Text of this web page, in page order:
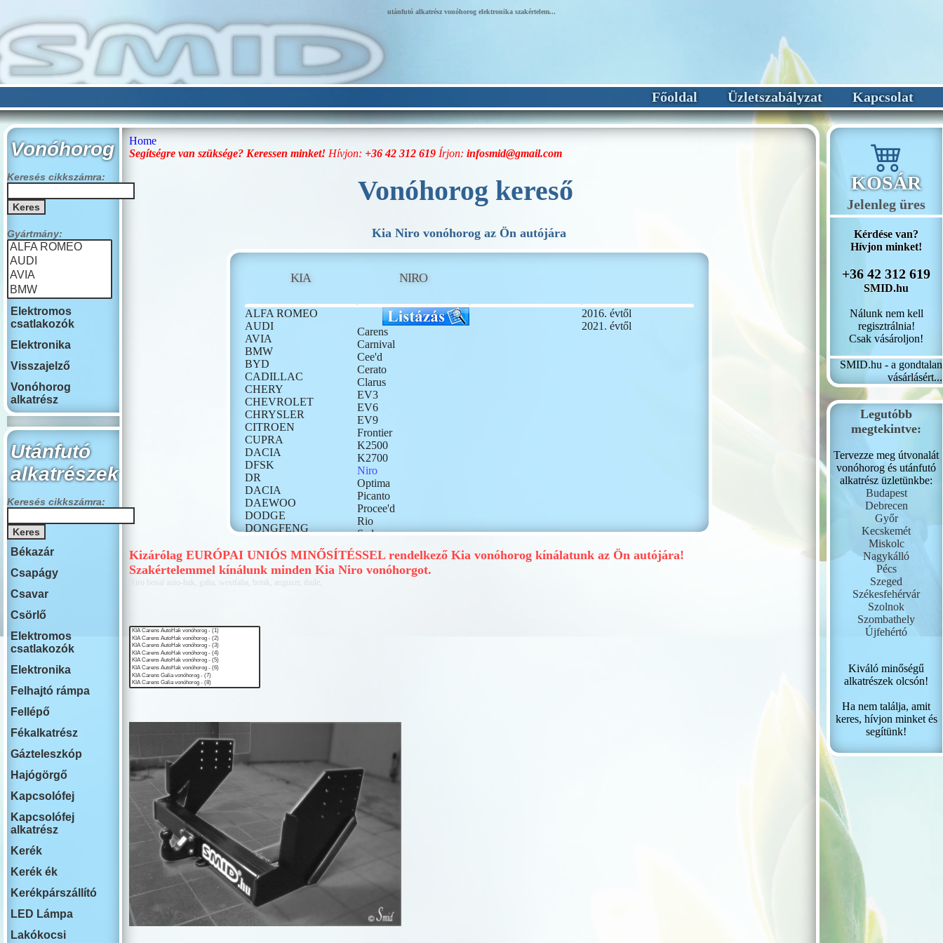
utánfutó alkatrész vonóhorog elektronika szakértelem...
Főoldal Üzletszabályzat Kapcsolat
Home
Segítségre van szüksége? Keressen minket! Hívjon: +36 42 312 619 Írjon: infosmid@gmail.com
Vonóhorog kereső
Kia Niro vonóhorog az Ön autójára
KIA NIRO
ALFA ROMEO
AUDI
AVIA
BMW
BYD
CADILLAC
CHERY
CHEVROLET
CHRYSLER
CITROEN
CUPRA
DACIA
DFSK
DR
DACIA
DAEWOO
DODGE
DONGFENG
FORD
GONOW
HONDA
ISUZU
KIA
LEAPMOTOR
LEXUS
MAHINDRA
MAZDA
MERCEDES
MINI COOPER
MITSUBISHI
NISSAN
OMODA
OPEL
PEUGEOT
PLYMOUTH
Carens
Carnival
Cee'd
Cerato
Clarus
EV3
EV6
EV9
Frontier
K2500
K2700
Niro
Optima
Picanto
Procee'd
Rio
Sedona
Shuma
Sorento
2016. évtől
2021. évtől
Kizárólag EURÓPAI UNIÓS MINŐSÍTÉSSEL rendelkező Kia vonóhorog kínálatunk az Ön autójára!
Szakértelemmel kínálunk minden Kia Niro vonóhorgot.
Niro bosal auto-hak, galia, westfalia, brink, auguszt, thule,
Vonóhorog
Keresés cikkszámra:
Gyártmány:
Elektromos
csatlakozók
Elektronika
Visszajelző
Vonóhorog
alkatrész
Utánfutó
alkatrészek
Keresés cikkszámra:
Békazár
Csapágy
Csavar
Csörlő
Elektromos
csatlakozók
Elektronika
Felhajtó rámpa
Fellépő
Fékalkatrész
Gázteleszkóp
Hajógörgő
Kapcsolófej
Kapcsolófej
alkatrész
Kerék
Kerék ék
Kerékpárszállító
LED Lámpa
Lakókocsi
KOSÁR
Jelenleg üres
Kérdése van?
Hívjon minket!
+36 42 312 619
SMID.hu
Nálunk nem kell
regisztrálnia!
Csak vásároljon!
SMID.hu - a gondtalan
vásárlásért...
Legutóbb
megtekintve:
Tervezze meg útvonalát
vonóhorog és utánfutó
alkatrész üzletünkbe:
Budapest
Debrecen
Győr
Kecskemét
Miskolc
Nagykálló
Pécs
Szeged
Székesfehérvár
Szolnok
Szombathely
Újfehértó
Kiváló minőségű
alkatrészek olcsón!
Ha nem találja, amit
keres, hívjon minket és
segítünk!